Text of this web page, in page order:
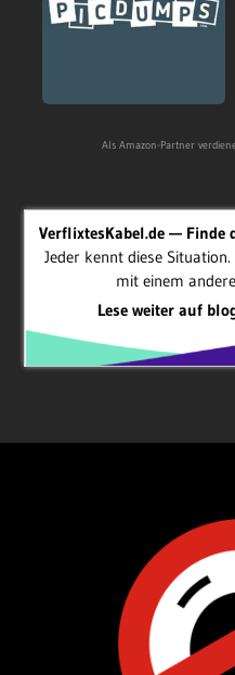
Als Amazon-Partner
VerflixtesKabel.de — Finde
Jeder kennt diese
mit einem
Lese weiter auf